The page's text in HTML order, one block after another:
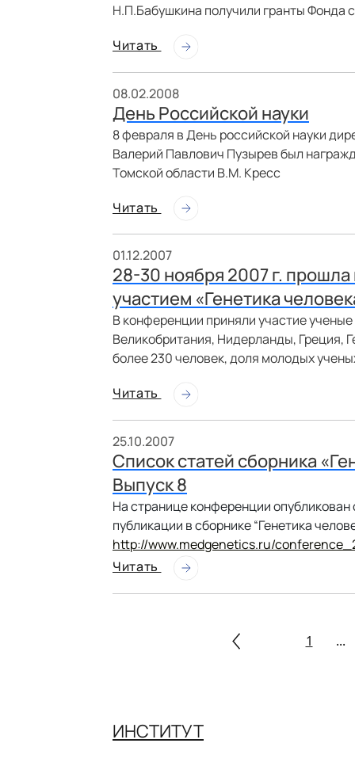
Н.П.Бабушкина получили гранты Фонда
Читать
08.02.2008
День Российской науки
8 февраля в День российской науки
Валерий Павлович Пузырев был
Томской области В.М. Кресс
Читать
01.12.2007
28-30 ноября 2007 г.
участием «Генетика
В конференции приняли участие
Великобритания, Нидерланды, Греция,
более 230 человек, доля молодых
Читать
25.10.2007
Список статей сборника
Выпуск 8
На странице конференции опубликован
публикации в сборнике “Генетика
http://www.medgenetics.ru/
Читать
1 ...
ИНСТИТУТ